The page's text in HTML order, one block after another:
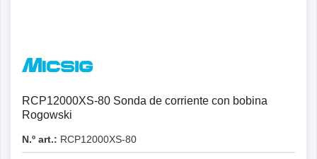
RCP12000XS-80 Sonda de corriente con bobina
Rogowski
N.º art.: RCP12000XS-80